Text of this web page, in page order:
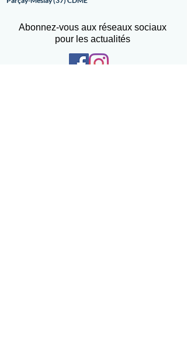
Abonnez-vous aux réseaux sociaux
pour les actualités